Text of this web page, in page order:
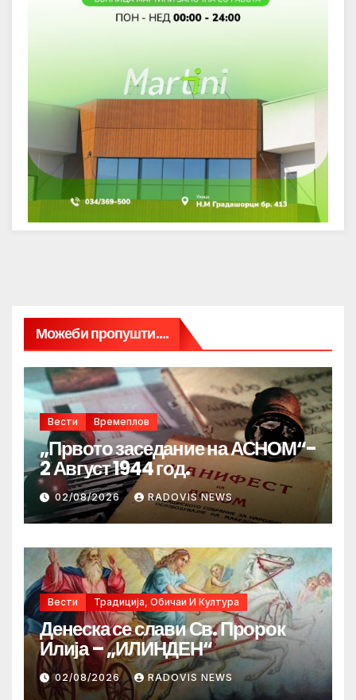
Можеби пропушти....
Вести Времеплов
„Првото заседание на АСНОМ“-
2 Август 1944 год.
02/08/2026 RADOVIS NEWS
Вести Традиција, Обичаи И Култура
Денеска се слави Св. Пророк
Илија – „ИЛИНДЕН“
02/08/2026 RADOVIS NEWS